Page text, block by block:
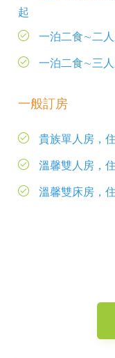
起
一泊二食∼二
一泊二食∼三
一般訂房
貴族單人房，
溫馨雙人房，
溫馨雙床房，